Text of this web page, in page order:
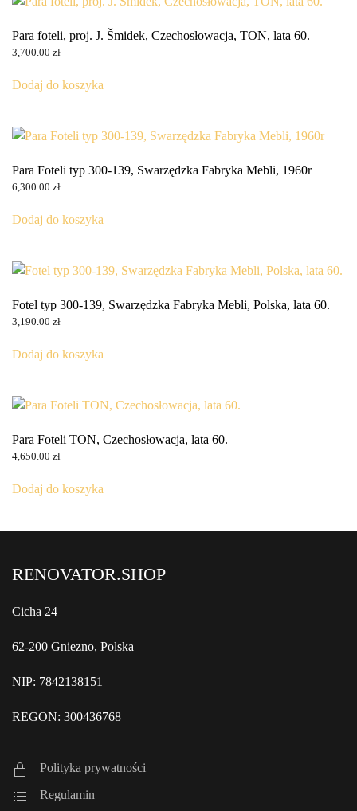
Para foteli, proj. J. Šmidek, Czechosłowacja, TON, lata 60.
3,700.00 zł
Dodaj do koszyka
Para Foteli typ 300-139, Swarzędzka Fabryka Mebli, 1960r
6,300.00 zł
Dodaj do koszyka
Fotel typ 300-139, Swarzędzka Fabryka Mebli, Polska, lata 60.
3,190.00 zł
Dodaj do koszyka
Para Foteli TON, Czechosłowacja, lata 60.
4,650.00 zł
Dodaj do koszyka
RENOVATOR.SHOP
Cicha 24
62-200 Gniezno, Polska
NIP: 7842138151
REGON: 300436768
Polityka prywatności
Regulamin